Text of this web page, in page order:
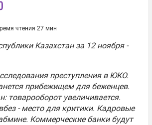
чтения 27 мин
Казахстан за 12 ноября -
преступления в ЮКО.
прибежищем для беженцев.
товарооборот увеличивается.
- место для критики. Кадровые
Коммерческие банки будут